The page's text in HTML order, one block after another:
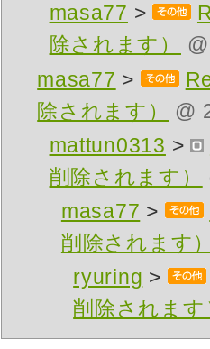
masa77 >
除されます）
masa77 >
除されます）
@
mattun0313 >
削除されます）
masa77 >
削除されます
ryuring >
削除されます